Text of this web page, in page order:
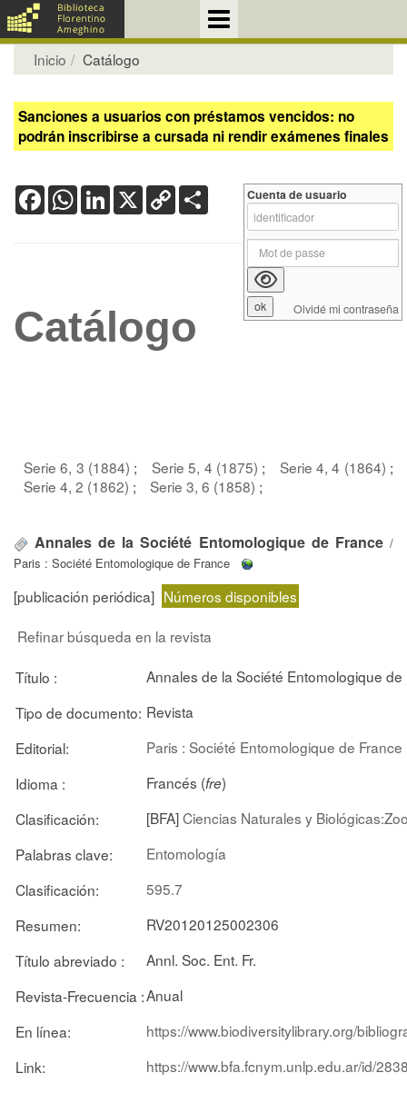
Inicio Catálogo
Sanciones a usuarios con préstamos vencidos: no
podrán inscribirse a cursada ni rendir exámenes finales
FacebookWhatsApp
LinkedIn
X Copy
Link
Catálogo
Serie 6, 3 (1884) ; Serie 5, 4 (1875) ; Serie 4, 4 (1864) ;
Serie 4, 2 (1862) ; Serie 3, 6 (1858) ;
Annales de la Société Entomologique de France/
Paris : Société Entomologique de France
[publicación periódica] Números disponibles
Refinar búsqueda en la revista
Título :
Annales de la Société Entomologique de
Tipo de documento: Revista
Editorial:
Paris : Société Entomologique de France
Idioma :
Francés (fre)
Clasificación:
[BFA]Ciencias Naturales y
Palabras clave:
Entomología
Clasificación:
595.7
Resumen:
RV20120125002306
Título abreviado :
Annl. Soc. Ent. Fr.
Revista-Frecuencia :Anual
En línea:
https://www.biodiversitylibrary.org/
Link:
https://www.bfa.fcnym.unlp.edu.ar/id/
Cuenta de usuario
Olvidé mi contraseña